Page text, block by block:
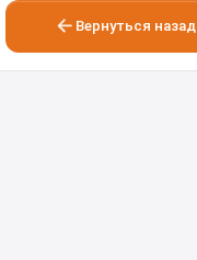
Вернуться назад